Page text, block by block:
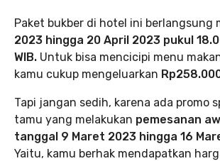
Paket bukber di hotel ini berlangsung
2023 hingga 20 April 2023 pukul
WIB. Untuk bisa mencicipi menu
kamu cukup mengeluarkan
Tapi jangan sedih, karena ada promo
tamu yang melakukan pemesanan
tanggal 9 Maret 2023 hingga 16
Yaitu, kamu berhak mendapatkan